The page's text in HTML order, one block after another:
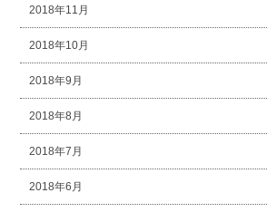
2018年11月
2018年10月
2018年9月
2018年8月
2018年7月
2018年6月